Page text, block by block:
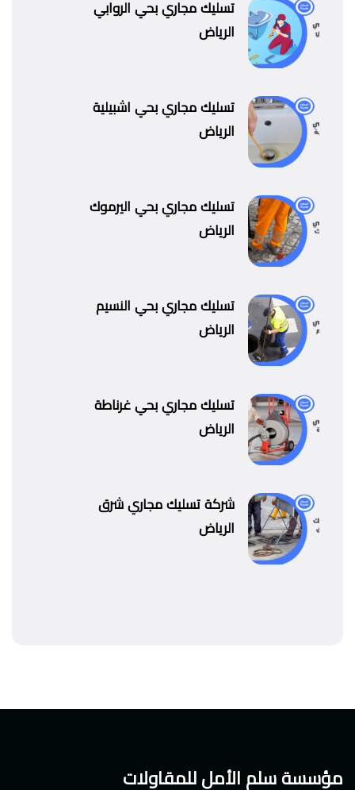
تسليك مجاري بحي الروابي
الرياض
تسليك مجاري بحي اشبيلية
الرياض
تسليك مجاري بحي اليرموك
الرياض
تسليك مجاري بحي النسيم
الرياض
تسليك مجاري بحي غرناطة
الرياض
شركة تسليك مجاري شرق
الرياض
مؤسسة سلم الأمل للمقاولات